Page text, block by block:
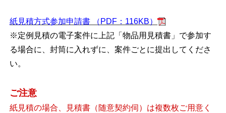
紙見積方式参加申請書 （PDF：116KB）
※定例見積の電子案件に上記「物品用見積書」で参加す
る場合に、封筒に入れずに、案件ごとに提出してくださ
い。
ご注意
紙見積の場合、見積書（随意契約伺）は複数枚ご用意く